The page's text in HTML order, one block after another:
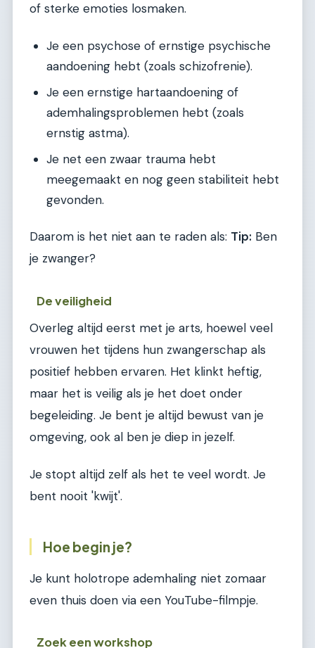
of sterke emoties losmaken.
Je een psychose of ernstige psychische
aandoening hebt (zoals schizofrenie).
Je een ernstige hartaandoening of
ademhalingsproblemen hebt (zoals
ernstig astma).
Je net een zwaar trauma hebt
meegemaakt en nog geen stabiliteit hebt
gevonden.
Daarom is het niet aan te raden als: Tip: Ben
je zwanger?
De veiligheid
Overleg altijd eerst met je arts, hoewel veel
vrouwen het tijdens hun zwangerschap als
positief hebben ervaren. Het klinkt heftig,
maar het is veilig als je het doet onder
begeleiding. Je bent je altijd bewust van je
omgeving, ook al ben je diep in jezelf.
Je stopt altijd zelf als het te veel wordt. Je
bent nooit 'kwijt'.
Hoe begin je?
Je kunt holotrope ademhaling niet zomaar
even thuis doen via een YouTube-filmpje.
Zoek een workshop